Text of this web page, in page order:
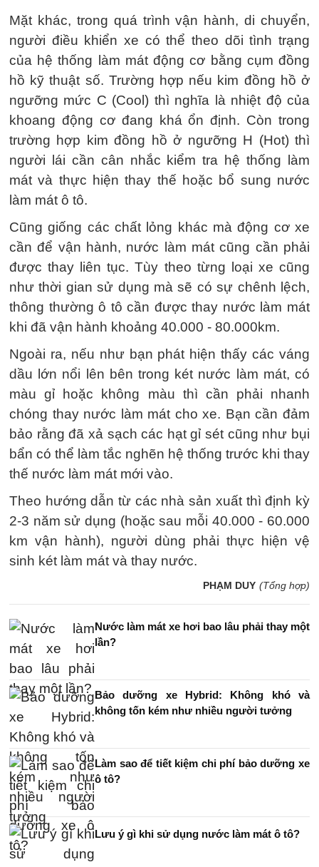
Mặt khác, trong quá trình vận hành, di chuyển,
người điều khiển xe có thể theo dõi tình trạng
của hệ thống làm mát động cơ bằng cụm đồng
hồ kỹ thuật số. Trường hợp nếu kim đồng hồ ở
ngưỡng mức C (Cool) thì nghĩa là nhiệt độ của
khoang động cơ đang khá ổn định. Còn trong
trường hợp kim đồng hồ ở ngưỡng H (Hot) thì
người lái cần cân nhắc kiểm tra hệ thống làm
mát và thực hiện thay thế hoặc bổ sung nước
làm mát ô tô.
Cũng giống các chất lỏng khác mà động cơ xe
cần để vận hành, nước làm mát cũng cần phải
được thay liên tục. Tùy theo từng loại xe cũng
như thời gian sử dụng mà sẽ có sự chênh lệch,
thông thường ô tô cần được thay nước làm mát
khi đã vận hành khoảng 40.000 - 80.000km.
Ngoài ra, nếu như bạn phát hiện thấy các váng
dầu lớn nổi lên bên trong két nước làm mát, có
màu gỉ hoặc không màu thì cần phải nhanh
chóng thay nước làm mát cho xe. Bạn cần đảm
bảo rằng đã xả sạch các hạt gỉ sét cũng như bụi
bẩn có thể làm tắc nghẽn hệ thống trước khi thay
thế nước làm mát mới vào.
Theo hướng dẫn từ các nhà sản xuất thì định kỳ
2-3 năm sử dụng (hoặc sau mỗi 40.000 - 60.000
km vận hành), người dùng phải thực hiện vệ
sinh két làm mát và thay nước.
PHẠM DUY (Tổng hợp)
Nước làm mát xe hơi bao lâu phải thay một
lần?
Bảo dưỡng xe Hybrid: Không khó và
không tốn kém như nhiều người tưởng
Làm sao để tiết kiệm chi phí bảo dưỡng xe
ô tô?
Lưu ý gì khi sử dụng nước làm mát ô tô?